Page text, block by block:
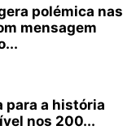
polémica nas
mensagem
para a história
nos 200...